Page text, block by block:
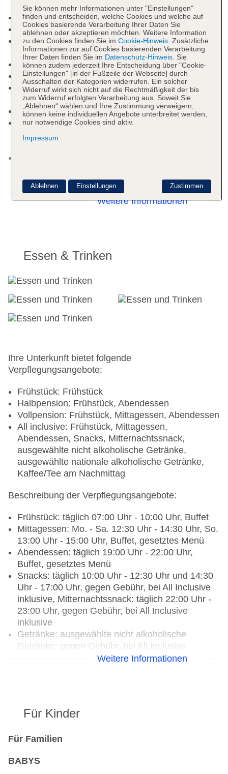
Liegestühle, Sonnenschirme
Badetücher: ohne Gebühr
Souvenirshop, Juwelier
Internet: WLAN/WiFi, im gesamten Hotel
(Anlage): ohne Gebühr
Wäscheservice: gegen Gebühr
Concierge Service, Gepäckservice
Zahlungsarten: TUI Card / VISA, MasterCard,
American Express, Diners
Haustiere nicht erlaubt
Parkmöglichkeiten: Parkplatz (nach
Verfügbarkeit), unbewacht: ohne Gebühr, Valet
gegen Gebühr
Gebäudeanzahl: 1, Etagen: 4, Zimmer: 158
Landeskategorie: 5 SterneWeitere Informationen
Essen & Trinken
Ihre Unterkunft bietet folgende
Verpflegungsangebote:
Frühstück: Frühstück
Halbpension: Frühstück, Abendessen
Vollpension: Frühstück, Mittagessen, Abendessen
All inclusive: Frühstück, Mittagessen,
Abendessen, Snacks, Mitternachtssnack,
ausgewählte nicht alkoholische Getränke,
ausgewählte nationale alkoholische Getränke,
Kaffee/Tee am Nachmittag
Beschreibung der Verpflegungsangebote:
Frühstück: täglich 07:00 Uhr - 10:00 Uhr, Buffet
Mittagessen: Mo. - Sa. 12:30 Uhr - 14:30 Uhr, So.
13:00 Uhr - 15:00 Uhr, Buffet, gesetztes Menü
Abendessen: täglich 19:00 Uhr - 22:00 Uhr,
Buffet, gesetztes Menü
Snacks: täglich 10:00 Uhr - 12:30 Uhr und 14:30
Uhr - 17:00 Uhr, gegen Gebühr, bei All Inclusive
inklusive, Mitternachtssnack: täglich 22:00 Uhr -
23:00 Uhr, gegen Gebühr, bei All Inclusive
inklusive
Getränke: ausgewählte nicht alkoholische
Getränke: gegen Gebühr, bei All Inclusive
inklusive, ausgewählte nationale alkoholische
Reservierung notwendig, gegen Gebühr, à la
Weihnachtsspecial: Buffet, Menü,
Unterhaltungsprogramm, Silvesterspecial: Buffet,
Weitere Informationen
Für Kinder
Für Familien
BABYS
Sie können mehr Informationen unter "Einstellungen"
finden und entscheiden, welche Cookies und welche auf
Cookies basierende Verarbeitung Ihrer Daten Sie
ablehnen oder akzeptieren möchten. Weitere Information
zu den Cookies finden Sie im Cookie-Hinweis. Zusätzliche
Informationen zur auf Cookies basierenden Verarbeitung
Ihrer Daten finden Sie im Datenschutz-Hinweis. Sie
können zudem jederzeit Ihre Entscheidung über "Cookie-
Einstellungen" [in der Fußzeile der Webseite] durch
Ausschalten der Kategorien widerrufen. Ein solcher
Widerruf wirkt sich nicht auf die Rechtmäßigkeit der bis
zum Widerruf erfolgten Verarbeitung aus. Soweit Sie
„Ablehnen“ wählen und Ihre Zustimmung verweigern,
können keine individuellen Angebote unterbreitet werden,
nur notwendige Cookies sind aktiv.
Impressum
Zustimmen
Ablehnen Einstellungen